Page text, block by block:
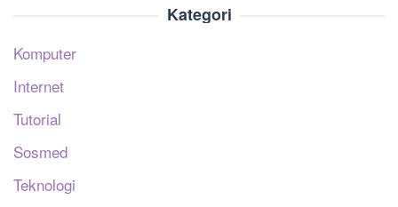
Kategori
Komputer
Internet
Tutorial
Sosmed
Teknologi